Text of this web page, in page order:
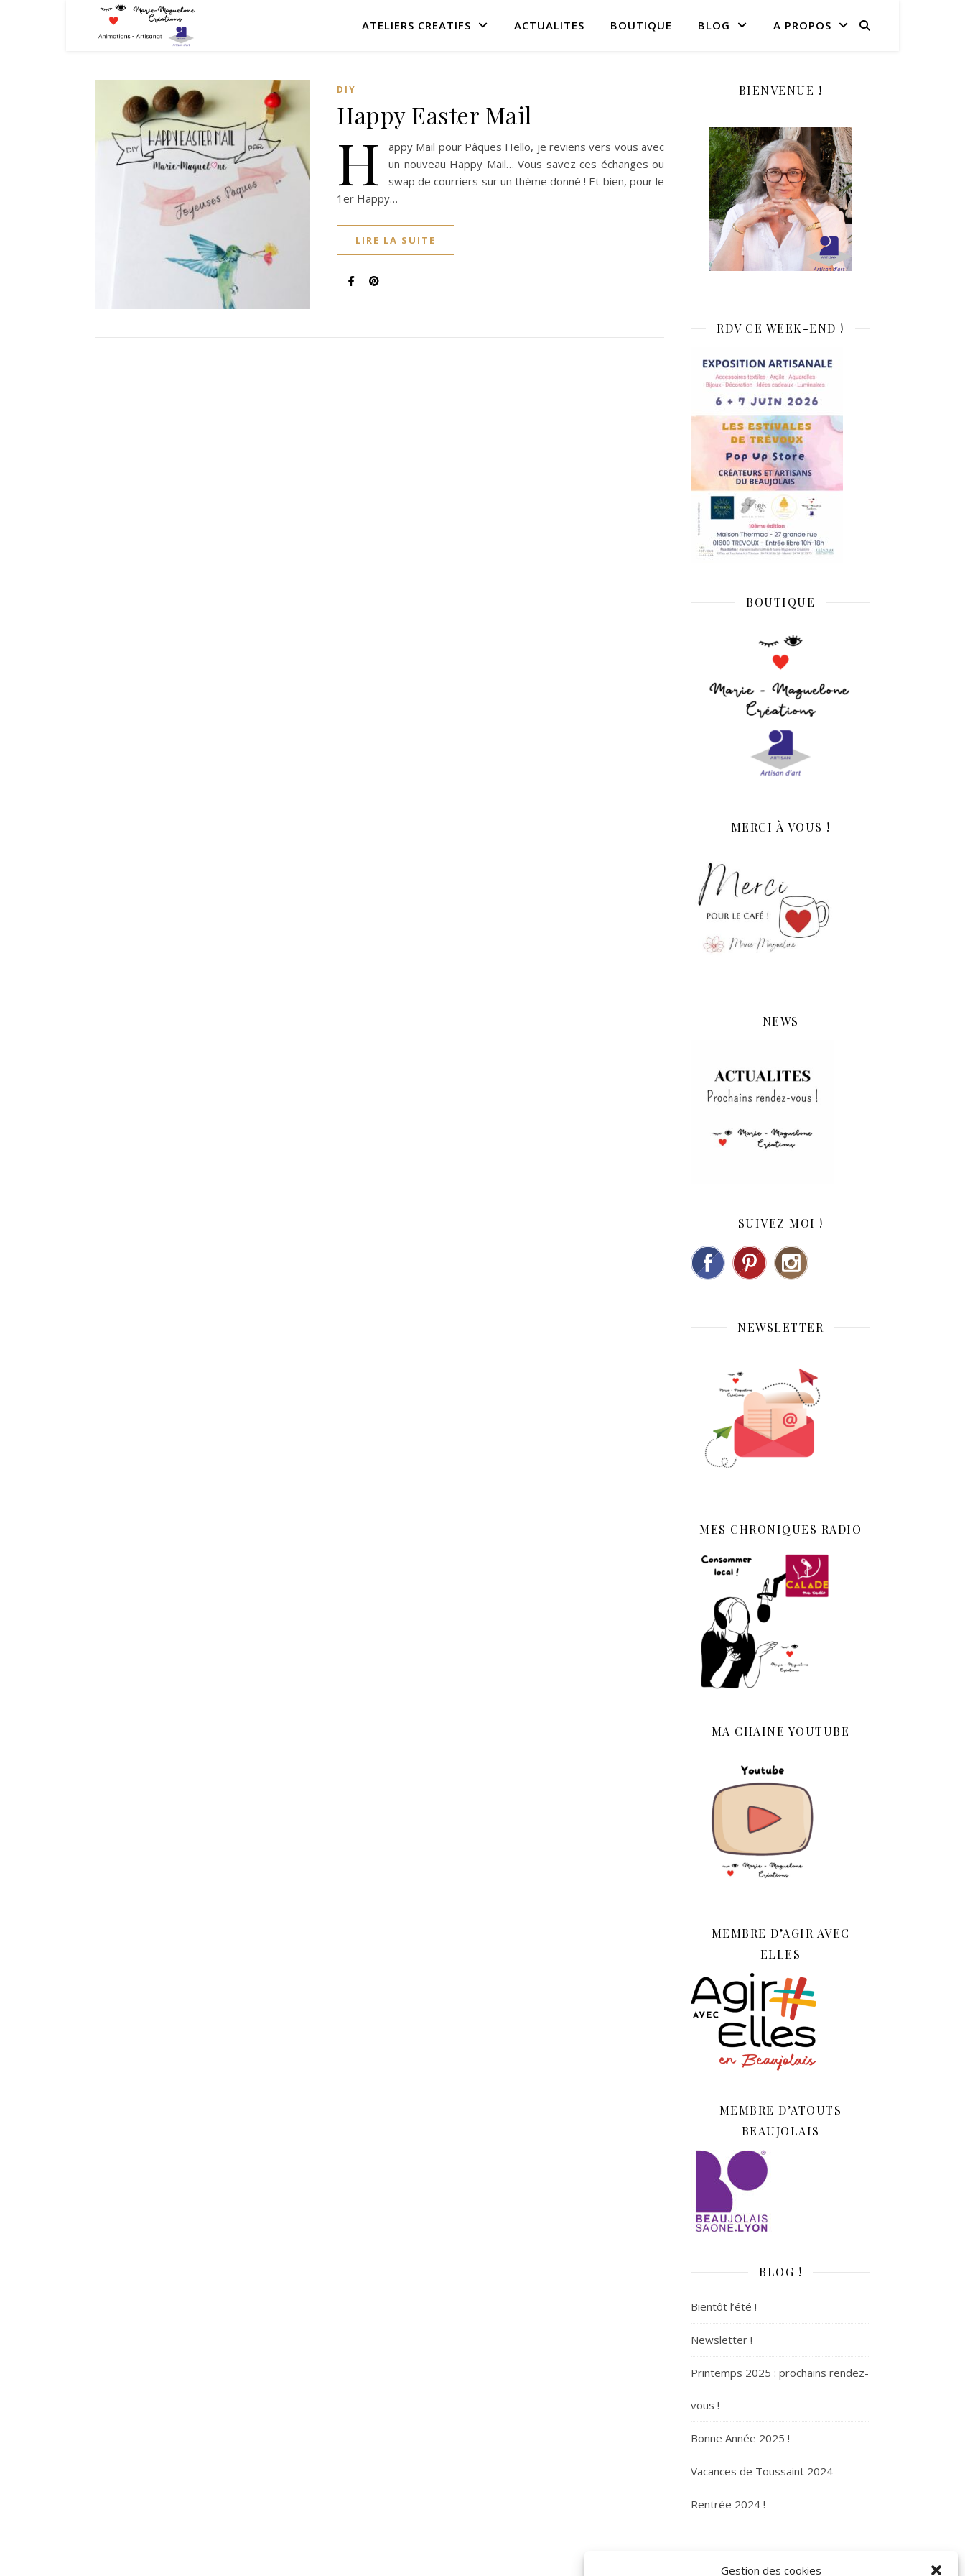
Gestion des cookies
ATELIERS CREATIFS ACTUALITES BOUTIQUE BLOG A PROPOS
DIY
Happy Easter Mail
H
appy Mail pour Pâques Hello, je reviens vers vous avec
un nouveau Happy Mail… Vous savez ces échanges ou
swap de courriers sur un thème donné ! Et bien, pour le
1er Happy…
LIRE LA SUITE
BIENVENUE !
RDV CE WEEK-END !
BOUTIQUE
MERCI À VOUS !
NEWS
SUIVEZ MOI !
NEWSLETTER
MES CHRONIQUES RADIO
MA CHAINE YOUTUBE
MEMBRE D’AGIR AVEC
ELLES
MEMBRE D’ATOUTS
BEAUJOLAIS
BLOG !
Bientôt l’été !
Newsletter !
Printemps 2025 : prochains rendez-
vous !
Bonne Année 2025 !
Vacances de Toussaint 2024
Rentrée 2024 !